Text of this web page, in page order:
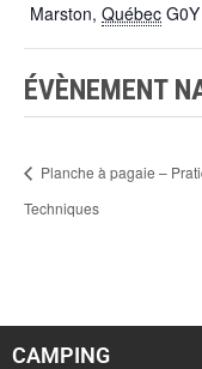
Marston, Québec
ÉVÈNEMENT
Planche à pagaie –
Techniques
CAMPING